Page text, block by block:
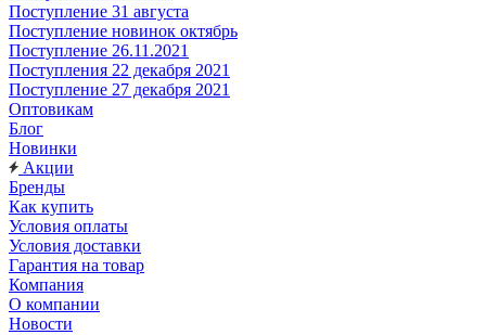
Поступление 31 августа
Поступление новинок октябрь
Поступление 26.11.2021
Поступления 22 декабря 2021
Поступление 27 декабря 2021
Оптовикам
Блог
Новинки
Акции
Бренды
Как купить
Условия оплаты
Условия доставки
Гарантия на товар
Компания
О компании
Новости